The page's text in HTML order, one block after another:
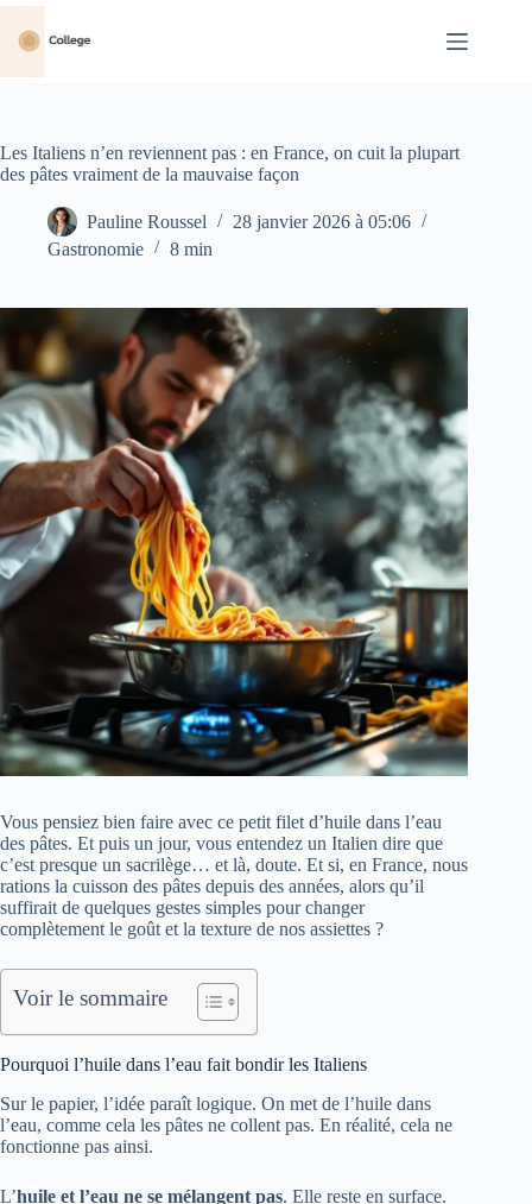
Passer
contenu
Les Italiens n’en reviennent pas : en France, on cuit la plupart
des pâtes vraiment de la mauvaise façon
Pauline Roussel
28 janvier 2026 à 05:06
Gastronomie
8 min
Vous pensiez bien faire avec ce petit filet d’huile dans l’eau
des pâtes. Et puis un jour, vous entendez un Italien dire que
c’est presque un sacrilège… et là, doute. Et si, en France, nous
rations la cuisson des pâtes depuis des années, alors qu’il
suffirait de quelques gestes simples pour changer
complètement le goût et la texture de nos assiettes ?
Voir le sommaire
Pourquoi l’huile dans l’eau fait bondir les Italiens
Sur le papier, l’idée paraît logique. On met de l’huile dans
l’eau, comme cela les pâtes ne collent pas. En réalité, cela ne
fonctionne pas ainsi.
L’huile et l’eau ne se mélangent pas. Elle reste en surface.